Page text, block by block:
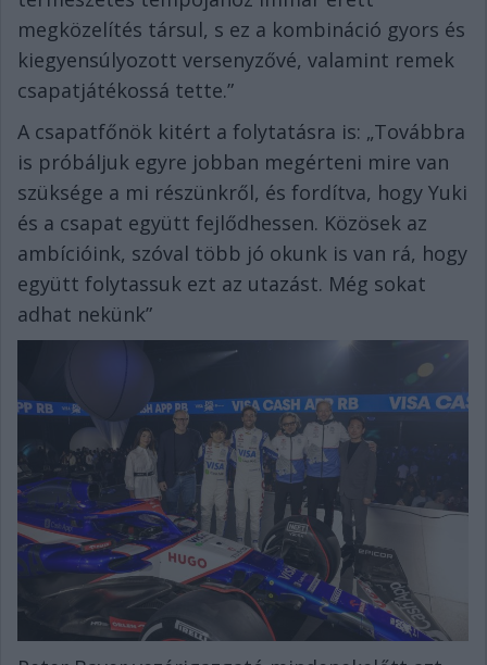
megközelítés társul, s ez a kombináció gyors és
kiegyensúlyozott versenyzővé, valamint remek
csapatjátékossá tette.”
A csapatfőnök kitért a folytatásra is: „Továbbra
is próbáljuk egyre jobban megérteni mire van
szüksége a mi részünkről, és fordítva, hogy Yuki
és a csapat együtt fejlődhessen. Közösek az
ambícióink, szóval több jó okunk is van rá, hogy
együtt folytassuk ezt az utazást. Még sokat
adhat nekünk”